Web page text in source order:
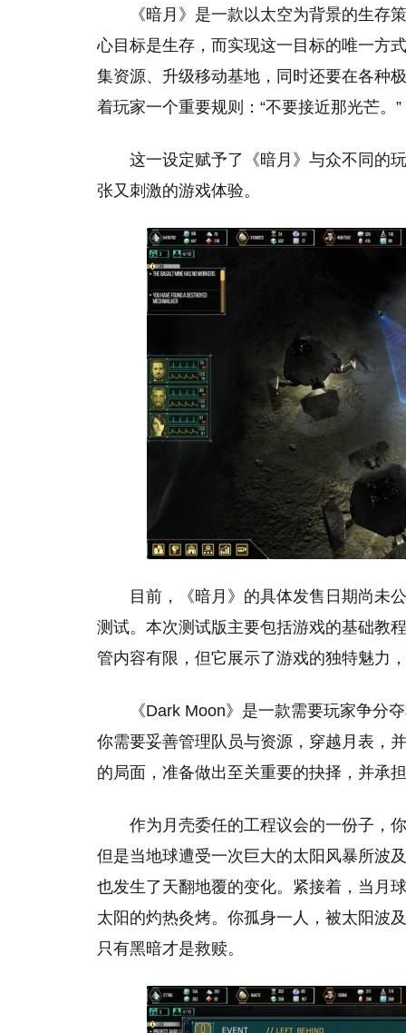
《暗月》是一款以太空为背景的生存
心目标是生存，而实现这一目标的唯一方
集资源、升级移动基地，同时还要在各种
着玩家一个重要规则：“不要接近那光芒。”
这一设定赋予了《暗月》与众不同的
张又刺激的游戏体验。
目前，《暗月》的具体发售日期尚未
测试。本次测试版主要包括游戏的基础教
管内容有限，但它展示了游戏的独特魅力
《Dark Moon》是一款需要玩家争分
你需要妥善管理队员与资源，穿越月表，
的局面，准备做出至关重要的抉择，并承
作为月壳委任的工程议会的一份子，
但是当地球遭受一次巨大的太阳风暴所波
也发生了天翻地覆的变化。紧接着，当月
太阳的灼热灸烤。你孤身一人，被太阳波
只有黑暗才是救赎。